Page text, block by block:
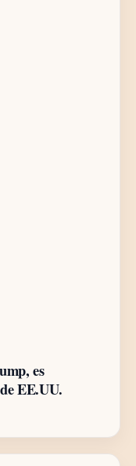
es
EE.UU.